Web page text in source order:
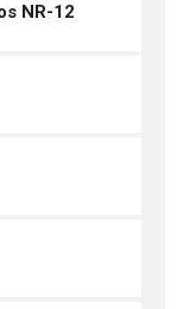
NR-12